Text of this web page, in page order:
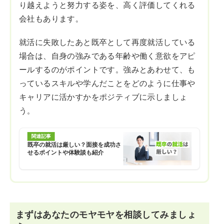
り越えようと努力する姿を、高く評価してくれる
会社もあります。
就活に失敗したあと既卒として再度就活している
場合は、自身の強みである年齢や働く意欲をアピ
ールするのがポイントです。強みとあわせて、も
っているスキルや学んだことをどのように仕事や
キャリアに活かすかをポジティブに示しましょ
う。
関連記事
既卒の就活は厳しい？面接を成功さ
せるポイントや体験談も紹介
まずはあなたのモヤモヤを相談してみましょ